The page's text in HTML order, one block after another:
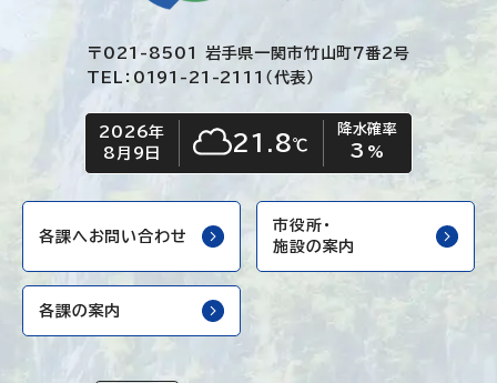
〒021-8501 岩手県一関市竹山町7番2号
TEL：0191-21-2111（代表）
今日の日付
2026年
8月9日
今日の天気
くもり21.8℃
降水確率
3 %
各課へお問い合わせ
市役所・
施設の案内
各課の案内